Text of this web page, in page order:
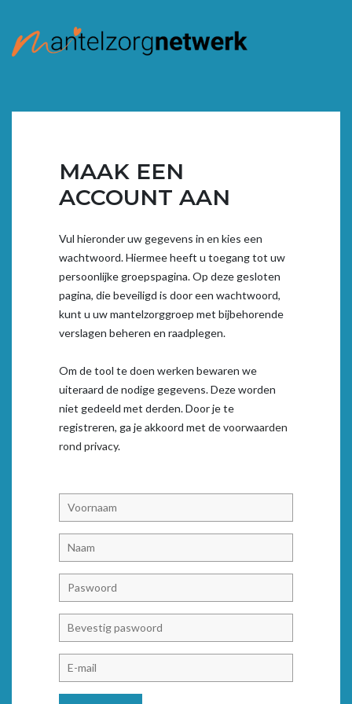
MAAK EEN
ACCOUNT AAN
Vul hieronder uw gegevens in en kies een
wachtwoord. Hiermee heeft u toegang tot uw
persoonlijke groepspagina. Op deze gesloten
pagina, die beveiligd is door een wachtwoord,
kunt u uw mantelzorggroep met bijbehorende
verslagen beheren en raadplegen.
Om de tool te doen werken bewaren we
uiteraard de nodige gegevens. Deze worden
niet gedeeld met derden. Door je te
registreren, ga je akkoord met devoorwaarden
rond privacy.